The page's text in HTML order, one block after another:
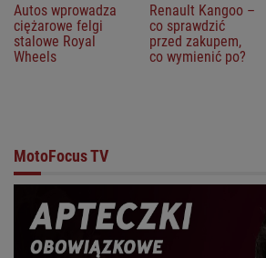
Autos wprowadza
ciężarowe felgi
stalowe Royal
Wheels
Renault Kangoo –
co sprawdzić
przed zakupem,
co wymienić po?
MotoFocus TV